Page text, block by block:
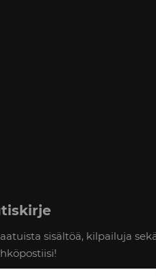
sisältöä, kilpailuja